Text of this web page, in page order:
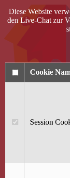
40
Diese Website
den Live-Chat zur
Cookie
Session